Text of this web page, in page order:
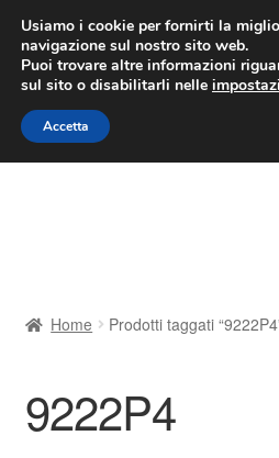
CONSEGNA
Lun-Ven 9:00 -
Vai
alla
navigazione
Vai
al
contenuto
Contatto
Home Prodotti taggati
9222P4
Usiamo i cookie per fornirti la
navigazione sul nostro sito web.
Puoi trovare altre informazioni
sul sito o disabilitarli nelle
Accetta